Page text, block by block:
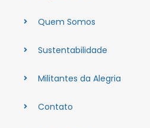
Quem Somos
Sustentabilidade
Militantes da Alegria
Contato